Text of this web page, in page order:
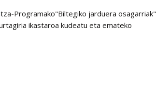
Programako"Biltegiko jarduera osagarriak"
ikastaroa kudeatu eta emateko